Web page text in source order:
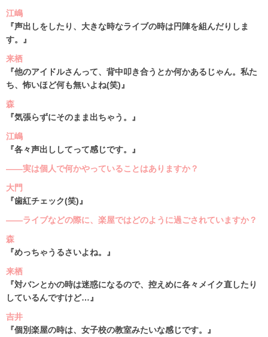
江嶋
『声出しをしたり、大きな時なライブの時は円陣を組んだりしま
す。』
来栖
『他のアイドルさんって、背中叩き合うとか何かあるじゃん。私た
ち、怖いほど何も無いよね(笑)』
森
『気張らずにそのまま出ちゃう。』
江嶋
『各々声出ししてって感じです。』
――実は個人で何かやっていることはありますか？
大門
『歯紅チェック(笑)』
――ライブなどの際に、楽屋ではどのように過ごされていますか？
森
『めっちゃうるさいよね。』
来栖
『対バンとかの時は迷惑になるので、控えめに各々メイク直したり
しているんですけど…』
吉井
『個別楽屋の時は、女子校の教室みたいな感じです。』